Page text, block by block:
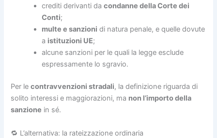
crediti derivanti dacondanne della Corte dei
Conti;
multe e sanzioni di natura penale, e quelle dovute
a istituzioni UE;
alcune sanzioni per le quali la legge esclude
espressamente lo sgravio.
Per lecontravvenzioni stradali, la definizione riguarda di
solito interessi e maggiorazioni, ma non l’importo della
sanzione in sé.
🔁 L’alternativa: la rateizzazione ordinaria